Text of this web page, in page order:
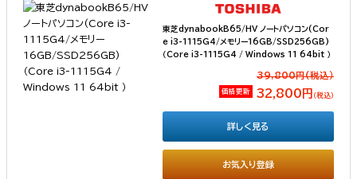
東芝dynabookB65/HV ノートパソコン(Cor
e i3-1115G4/メモリー16GB/SSD256GB)
（Core i3-1115G4 / Windows 11 64bit ）
39,800円(税込）
価格更新 32,800円 （税込）
お気入り登録
詳しく見る